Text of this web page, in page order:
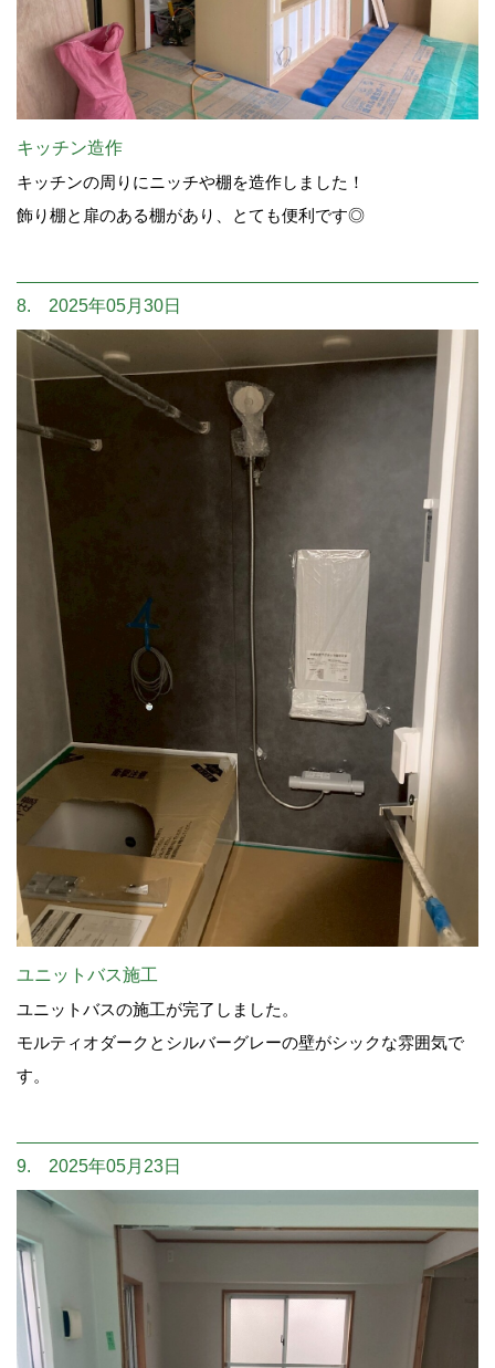
キッチン造作
キッチンの周りにニッチや棚を造作しました！
飾り棚と扉のある棚があり、とても便利です◎
8. 2025年05月30日
ユニットバス施工
ユニットバスの施工が完了しました。
モルティオダークとシルバーグレーの壁がシックな雰囲気で
す。
9. 2025年05月23日